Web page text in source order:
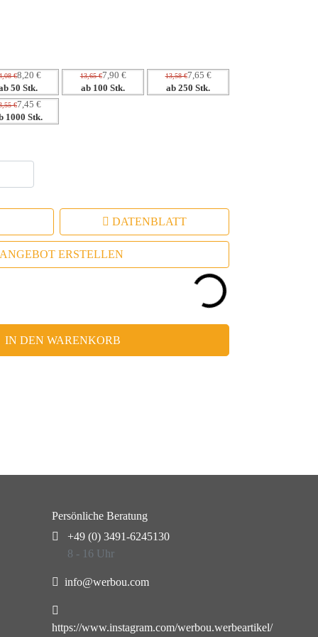
Assoziation
€8,20 €
50 Stk.
13,65 €7,90 €
ab 100 Stk.
13,58 €7,65 €
ab 250 Stk.
€7,45 €
1000 Stk.
DATENBLATT
ANGEBOT ERSTELLEN
IN DEN WARENKORB
Persönliche Beratung
+49 (0) 3491-6245130
8 - 16 Uhr
info@werbou.com
https://www.instagram.com/werbou.werbeartikel/